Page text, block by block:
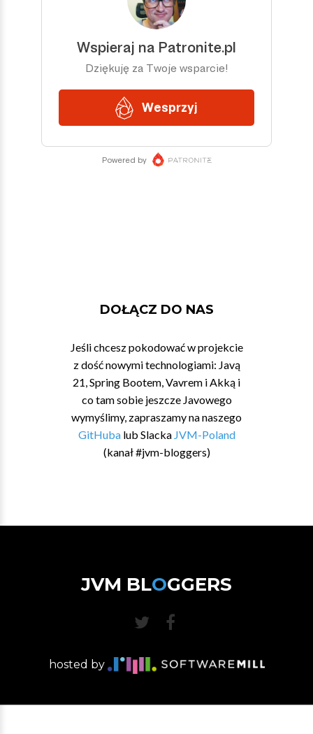
DOŁĄCZ DO NAS
Jeśli chcesz pokodować w projekcie
z dość nowymi technologiami: Javą
21, Spring Bootem, Vavrem i Akką i
co tam sobie jeszcze Javowego
wymyślimy, zapraszamy na naszego
GitHubalub Slacka JVM-Poland
(kanał #jvm-bloggers)
JVM BLOGGERS
hosted by